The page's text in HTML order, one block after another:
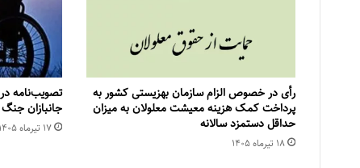
رأی در خصوص الزام سازمان بهزیستی کشور به
پرداخت کمک هزینه معیشت معلولان به میزان
حداقل دستمزد سالانه
۱۸ تیر‌ماه ۱۴۰۵
تصویب‌نامه
جانبازان جنگ 12 روزه و
۱۷ تیر‌ماه ۱۴۰۵